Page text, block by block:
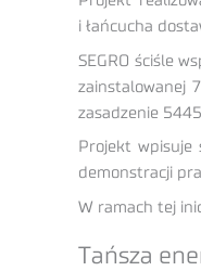
i łańcucha
SEGRO ściśle
zainstalowanej
zasadzenie
Projekt wpisuje
demonstracji
W ramach tej
Tańsza